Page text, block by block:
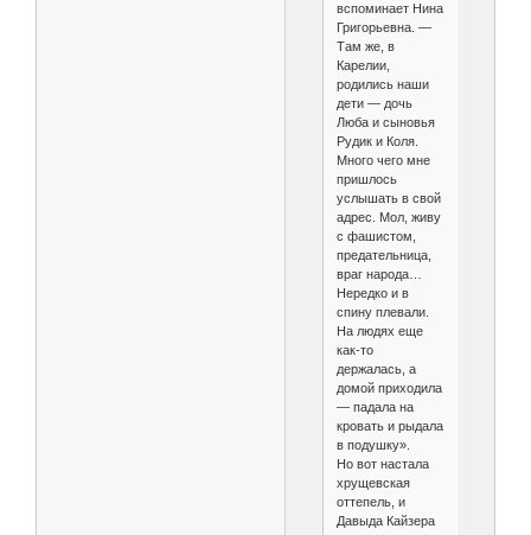
вспоминает Нина
Григорьевна. —
Там же, в
Карелии,
родились наши
дети — дочь
Люба и сыновья
Рудик и Коля.
Много чего мне
пришлось
услышать в свой
адрес. Мол, живу
с фашистом,
предательница,
враг народа…
Нередко и в
спину плевали.
На людях еще
как-то
держалась, а
домой приходила
— падала на
кровать и рыдала
в подушку».
Но вот настала
хрущевская
оттепель, и
Давыда Кайзера